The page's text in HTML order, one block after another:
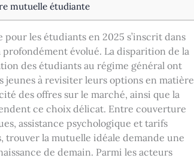
mutuelle étudiante
les étudiants en 2025 s’inscrit dans
évolué. La disparition de la
des étudiants au régime général ont
jeunes à revisiter leurs options en matière
des offres sur le marché, ainsi que la
ce choix délicat. Entre couverture
assistance psychologique et tarifs
trouver la mutuelle idéale demande une
de demain. Parmi les acteurs